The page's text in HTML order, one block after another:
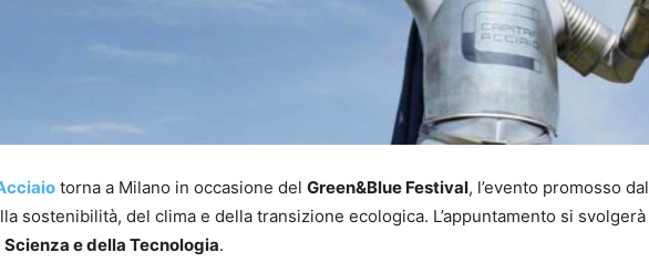
torna a Milano in occasione del Green&Blue Festival, l’evento promosso dal
sostenibilità, del clima e della transizione ecologica. L’appuntamento si svolgerà
e della Tecnologia.